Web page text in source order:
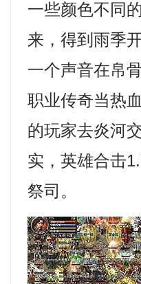
一些颜色不同
来，得到雨季
一个声音在帛
职业传奇当热
的玩家去炎河
实，英雄合击
祭司。